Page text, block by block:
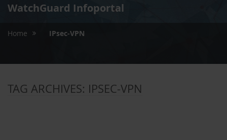
WatchGuard Infoportal
Home IPsec-VPN
TAG ARCHIVES: IPSEC-VPN